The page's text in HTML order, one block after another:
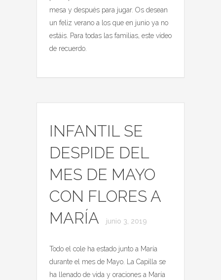
mesa y después para jugar. Os desean
un feliz verano a los que en junio ya no
estáis. Para todas las familias, este vídeo
de recuerdo.
INFANTIL SE
DESPIDE DEL
MES DE MAYO
CON FLORES A
MARÍA
junio 3, 2019
Todo el cole ha estado junto a María
durante el mes de Mayo. La Capilla se
ha llenado de vida y oraciones a María